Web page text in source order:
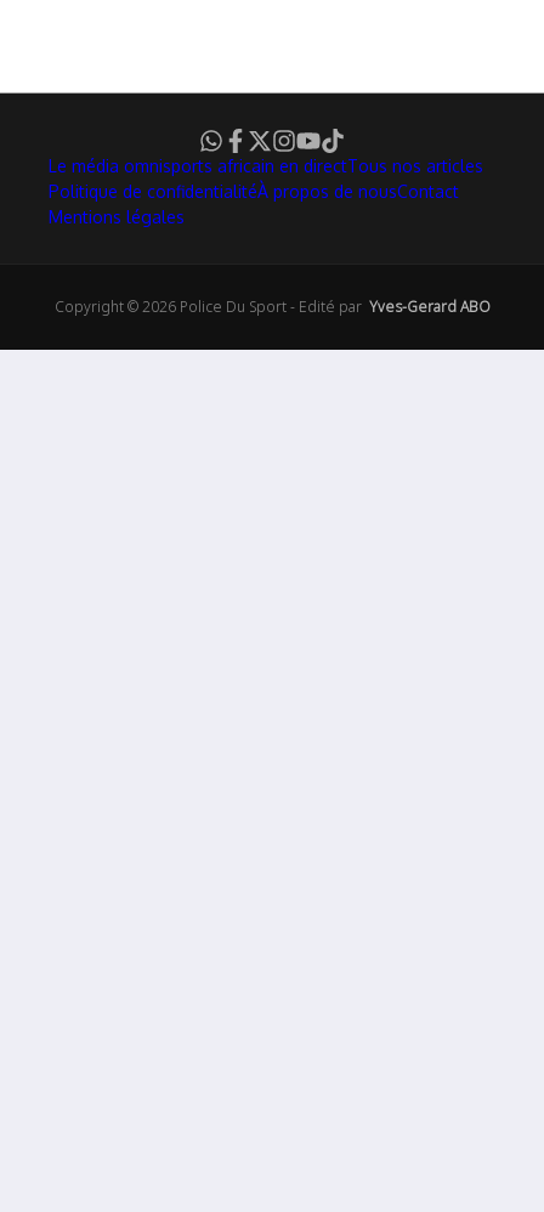
Le média omnisports africain en directTous nos articles
Politique de confidentialitéÀ propos de nousContact
Mentions légales
Copyright © 2026 Police Du Sport - Edité par Yves-Gerard ABO